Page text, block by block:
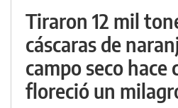
Tiraron 12 mil
cáscaras de
campo seco hace
floreció un